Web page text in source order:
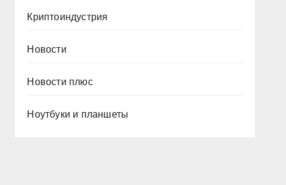
Криптоиндустрия
Новости
Новости плюс
Ноутбуки и планшеты